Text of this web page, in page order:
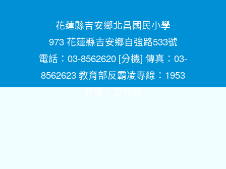
花蓮縣吉安鄉北昌國民小學
973 花蓮縣吉安鄉自強路533號
電話：03-8562620 [分機] 傳真：03-
8562623 教育部反霸凌專線：1953
維護：資訊組